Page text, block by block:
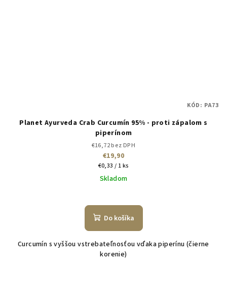
Planet Ayurveda Crab Curcumín 95% - proti zápalom s
piperínom
€16,72 bez DPH
€19,90
Jednotková
cena:
€0,33 / 1 ks
Skladom
Do košíka
Curcumín s vyššou vstrebateľnosťou vďaka piperínu (čierne
korenie)
KÓD: PA73